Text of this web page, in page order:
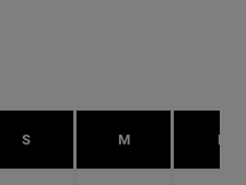
S M L